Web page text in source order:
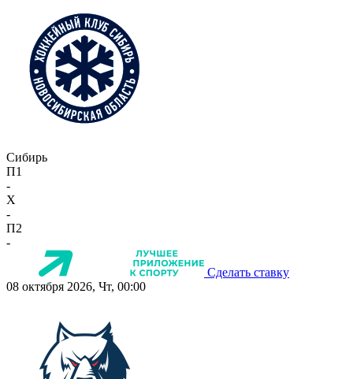
Сибирь
П1
-
X
-
П2
-
Сделать ставку
08 октября 2026, Чт, 00:00